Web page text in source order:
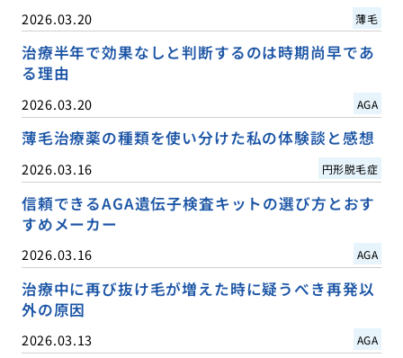
2026.03.20 薄毛
治療半年で効果なしと判断するのは時期尚早であ
る理由
2026.03.20 AGA
薄毛治療薬の種類を使い分けた私の体験談と感想
2026.03.16 円形脱毛症
信頼できるAGA遺伝子検査キットの選び方とおす
すめメーカー
2026.03.16 AGA
治療中に再び抜け毛が増えた時に疑うべき再発以
外の原因
2026.03.13 AGA